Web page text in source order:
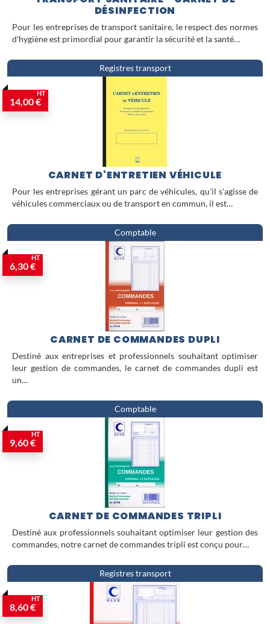
transport maîtrisée et conforme.
DÉSINFECTION
Pour les entreprises de transport sanitaire, le respect des normes
d'hygiène est primordial pour garantir la sécurité et la santé…
Registres transport
14,00 €
HT
CARNET D'ENTRETIEN VÉHICULE
Pour les entreprises gérant un parc de véhicules, qu'il s'agisse de
véhicules commerciaux ou de transport en commun, il est…
Comptable
6,30 €
HT
CARNET DE COMMANDES DUPLI
Destiné aux entreprises et professionnels souhaitant optimiser
leur gestion de commandes, le carnet de commandes dupli est
un…
Comptable
9,60 €
HT
CARNET DE COMMANDES TRIPLI
Destiné aux professionnels souhaitant optimiser leur gestion des
commandes, notre carnet de commandes tripli est conçu pour…
Registres transport
8,60 €
HT